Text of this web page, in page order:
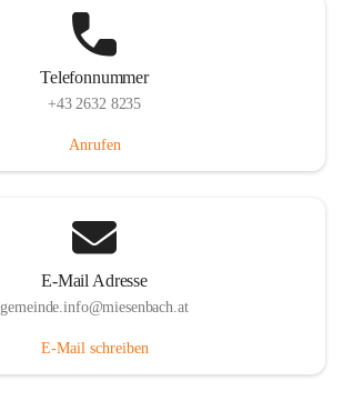
Telefonnummer
+43 2632 8235
Anrufen
E-Mail Adresse
gemeinde.info@miesenbach.at
E-Mail schreiben